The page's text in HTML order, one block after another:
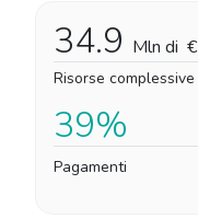
34.9 Mln di €
Risorse complessive
39%
Pagamenti